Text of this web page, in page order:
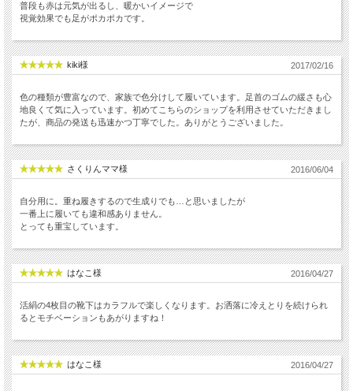
普段も赤は元気が出るし、暖かいイメージで
視覚効果でも足がポカポカです。
kiki様 2017/02/16
色の種類が豊富なので、家族で色分けして履いています。足首のゴムの緩さも心
地良くて気に入っています。初めてこちらのショップを利用させていただきまし
たが、商品の発送も迅速かつ丁寧でした。ありがとうございました。
さくりんママ様 2016/06/04
自分用に。重ね履きするので生成りでも…と思いましたが
一番上に履いても違和感ありません。
とっても重宝しています。
はなこ様 2016/04/27
活絹の4枚目の靴下はカラフルで楽しくなります。お洒落に冷えとりを続けられ
るとモチベーションもあがりますね！
はなこ様 2016/04/27